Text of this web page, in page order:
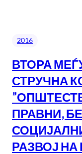
2016
ВТОРА
СТРУЧНА
ПРАВНИ,
РАЗВОЈ